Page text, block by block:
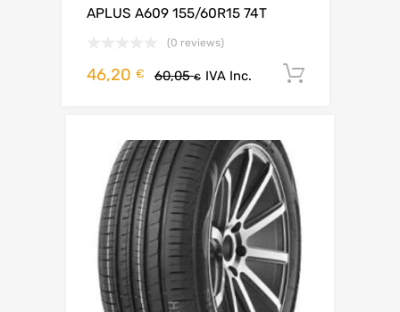
APLUS A609 155/60R15 74T
(0 reviews)
60,05€
46,20 € IVA Inc.